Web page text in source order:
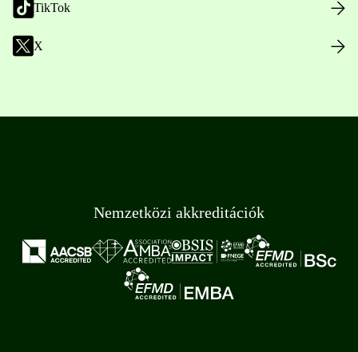
TikTok
X
Nemzetközi akkreditációk